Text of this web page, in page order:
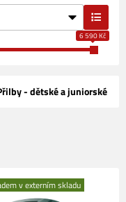
6 590 Kč
- dětské a juniorské
v externím skladu